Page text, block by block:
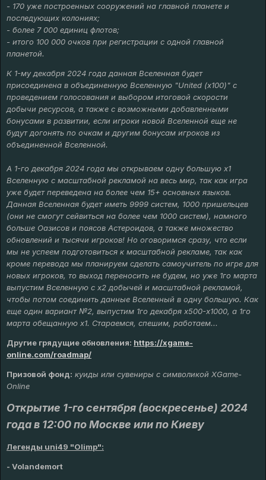
- 170 уже построенных сооружений на главной планете и
последующих колониях;
- более 7 000 единиц флотов;
- итого 100 000 очков при регистрации с одной главной
планетой.
К 1-му декабря 2024 года данная Вселенная будет
присоединена в объединенную Вселенную "United (x100)" с
проведением голосования и выбором итоговой скорости
добычи ресурсов, а также с возможными добавленными
бонусами в развитии, если игроки новой Вселенной еще не
будут догонять по очкам и другим бонусам игроков из
объединенной Вселенной.
А 1-го декабря 2024 года мы открываем одну большую х1
Вселенную с масштабной рекламой на весь мир, так как игра
уже будет переведена на более чем 15+ основных языков.
Данная Вселенная будет иметь 9999 систем, 1000 пришельцев
(они не смогут сейвиться на более чем 1000 систем), намного
больше Оазисов и поясов Астероидов, а также множество
обновлений и тысячи игроков! Но оговоримся сразу, что если
мы не успеем подготовиться к масштабной рекламе, так как
кроме перевода мы планируем сделать самоучитель по игре для
новых игроков, то выход переносить не будем, но уже 1го марта
выпустим Вселенную с х2 добычей и масштабной рекламой,
чтобы потом соединить данные Вселенный в одну большую. Как
еще один вариант №2, выпустим 1го декабря х500-х1000, а 1го
марта обещанную х1. Стараемся, спешим, работаем...
Другие грядущие обновления: https://xgame-
online.com/roadmap/
Призовой фонд: куиды или сувениры с символикой XGame-
Online
Открытие 1-го сентября (воскресенье) 2024
года в 12:00 по Москве или по Киеву
Легенды uni49 "Olimp":
- Volandemort